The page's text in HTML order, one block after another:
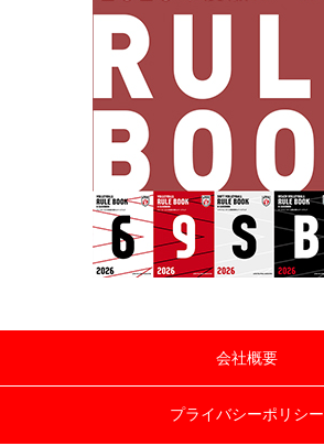
会社概要
プライバシーポリシー